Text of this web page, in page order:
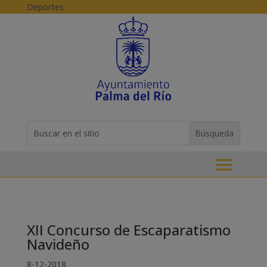
Skip to content
Deportes
for...
XII Concurso de Escaparatismo
Navideño
8-12-2018